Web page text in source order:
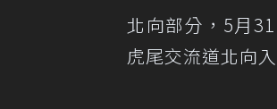
北向部分，5月
虎尾交流道北向